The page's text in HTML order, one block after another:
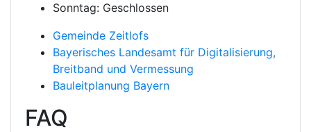
Sonntag: Geschlossen
Gemeinde Zeitlofs
Bayerisches Landesamt für Digitalisierung,
Breitband und Vermessung
Bauleitplanung Bayern
FAQ